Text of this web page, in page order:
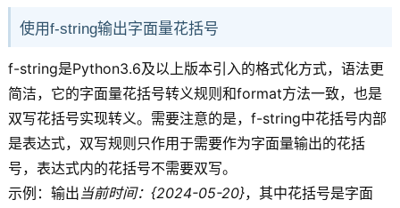
使用f-string输出字面量花括号
f-string是Python3.6及以上版本引入的格式化方式，语法更
简洁，它的字面量花括号转义规则和format方法一致，也是
双写花括号实现转义。需要注意的是，f-string中花括号内部
是表达式，双写规则只作用于需要作为字面量输出的花括
号，表达式内的花括号不需要双写。
示例：输出当前时间：{2024-05-20}，其中花括号是字面